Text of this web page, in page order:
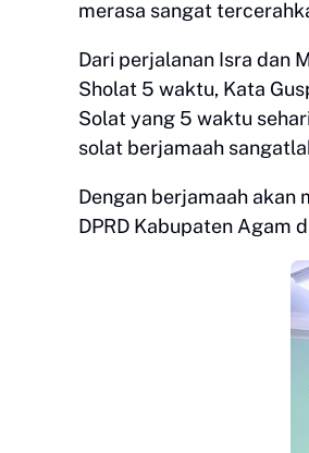
merasa sangat
Dari perjalanan Isra dan
Sholat 5 waktu, Kata
Solat yang 5 waktu
solat berjamaah
Dengan berjamaah akan
DPRD Kabupaten Agam